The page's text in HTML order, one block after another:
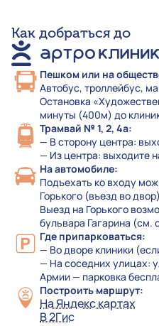
Как добраться до
Пешком или на
Автобус, троллейбус,
Остановка
минуты (400м) до
Трамвай № 1, 2, 4а:
— В сторону центра:
— Из центра: выходите
На автомобиле:
Подъехать ко входу
Горького (въезд во
Выезд на Горького
бульвара Гагарина (см.
Где припарковаться:
— Во дворе клиники
— На соседних улицах:
Армии — парковка
Построить маршрут:
На Яндекс картах
В 2Гис